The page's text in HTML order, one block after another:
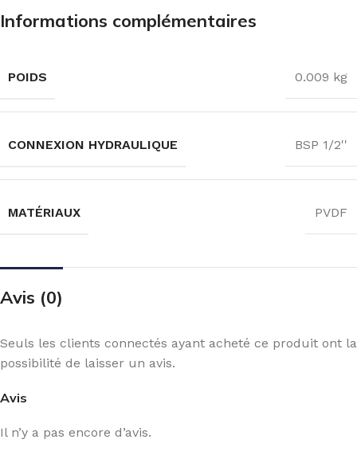
Informations complémentaires
POIDS 0.009 kg
CONNEXION HYDRAULIQUE BSP 1/2''
MATÉRIAUX PVDF
Avis (0)
Avis
Il n’y a pas encore d’avis.
Seuls les clients connectés ayant acheté ce produit ont la
possibilité de laisser un avis.